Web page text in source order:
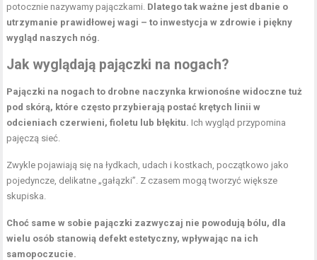
potocznie nazywamy pajączkami. Dlatego tak ważne jest dbanie o
utrzymanie prawidłowej wagi – to inwestycja w zdrowie i piękny
wygląd naszych nóg.
Jak wyglądają pajączki na nogach?
Pajączki na nogach to drobne naczynka krwionośne widoczne tuż
pod skórą, które często przybierają postać krętych linii w
odcieniach czerwieni, fioletu lub błękitu. Ich wygląd przypomina
pajęczą sieć.
Zwykle pojawiają się na łydkach, udach i kostkach, początkowo jako
pojedyncze, delikatne „gałązki”. Z czasem mogą tworzyć większe
skupiska.
Choć same w sobie pajączki zazwyczaj nie powodują bólu, dla
wielu osób stanowią defekt estetyczny, wpływając na ich
samopoczucie.